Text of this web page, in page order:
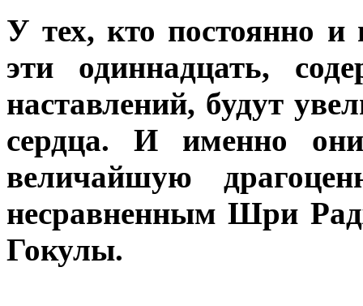
У тех, кто постоянно и
эти одиннадцать,
наставлений, будут
сердца. И именно
величайшую
несравненным Шри
Гокулы.